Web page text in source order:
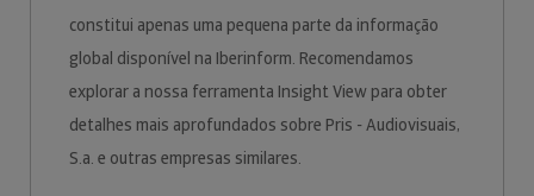
constitui apenas uma pequena parte da informação
global disponível na Iberinform. Recomendamos
explorar a nossa ferramenta Insight View para obter
detalhes mais aprofundados sobre Pris - Audiovisuais,
S.a. e outras empresas similares.